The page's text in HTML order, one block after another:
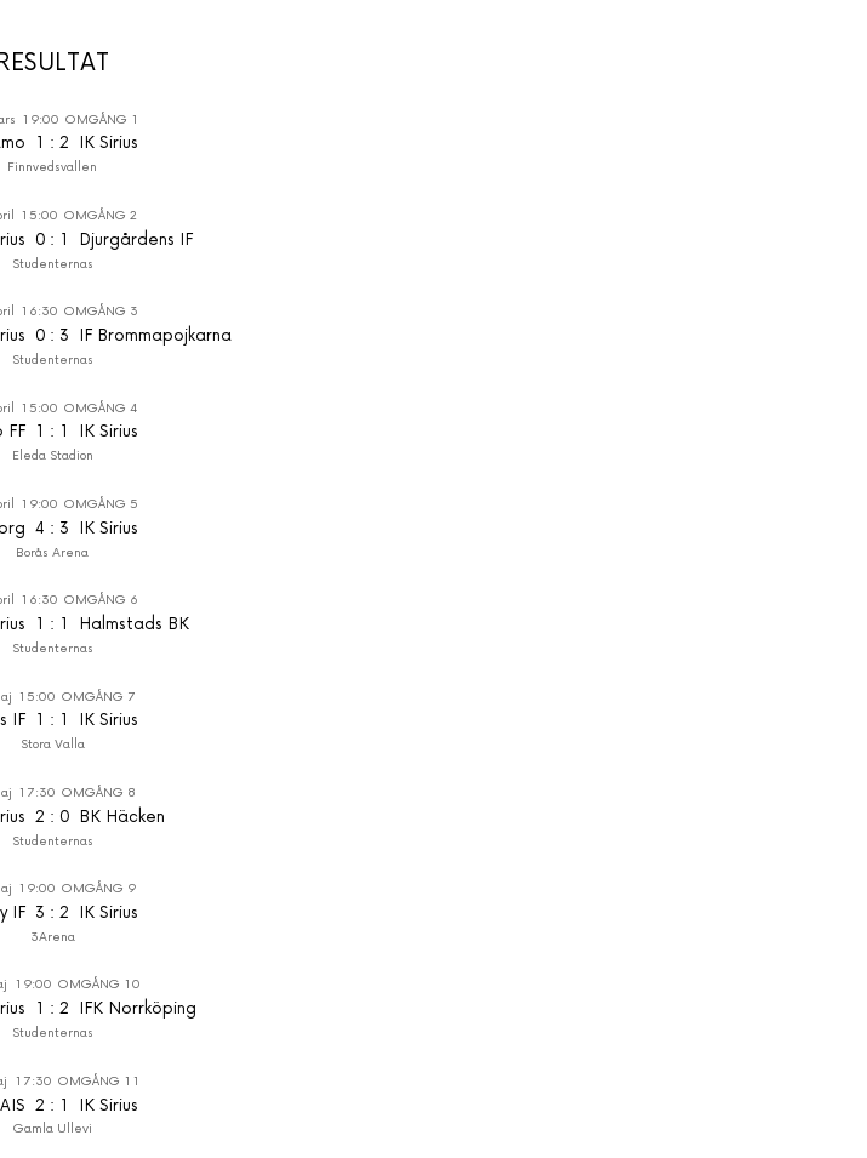
19:00 OMGÅNG 1
1 : 2 IK Sirius
Finnvedsvallen
15:00 OMGÅNG 2
0 : 1 Djurgårdens IF
Studenternas
16:30 OMGÅNG 3
0 : 3 IF Brommapojkarna
Studenternas
15:00 OMGÅNG 4
FF 1 : 1 IK Sirius
Eleda Stadion
19:00 OMGÅNG 5
4 : 3 IK Sirius
Borås Arena
16:30 OMGÅNG 6
1 : 1 Halmstads BK
Studenternas
15:00 OMGÅNG 7
IF 1 : 1 IK Sirius
Stora Valla
17:30 OMGÅNG 8
2 : 0 BK Häcken
Studenternas
19:00 OMGÅNG 9
IF 3 : 2 IK Sirius
3Arena
19:00 OMGÅNG 10
1 : 2 IFK Norrköping
Studenternas
17:30 OMGÅNG 11
2 : 1 IK Sirius
Gamla Ullevi